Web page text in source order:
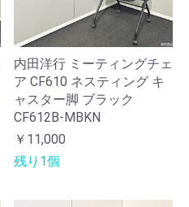
内田洋行 ミーティングチェ
ア CF610 ネスティング キ
ャスター脚 ブラック
CF612B-MBKN
￥11,000
残り1個